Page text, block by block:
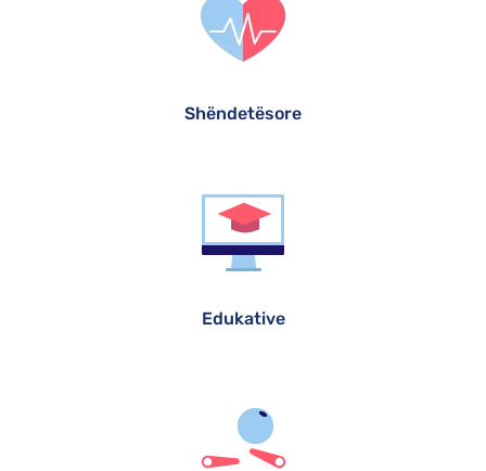
Shëndetësore
Edukative